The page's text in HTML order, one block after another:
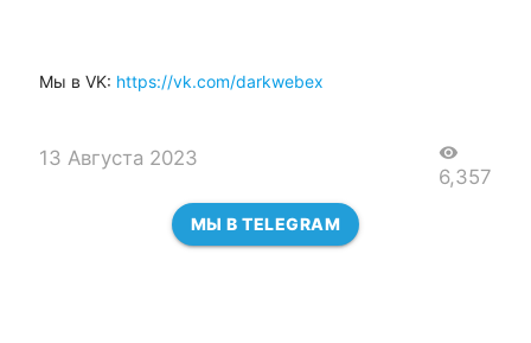
Мы в VK: https://vk.com/darkwebex
13 Августа 2023 visibility
6,357
МЫ В TELEGRAM